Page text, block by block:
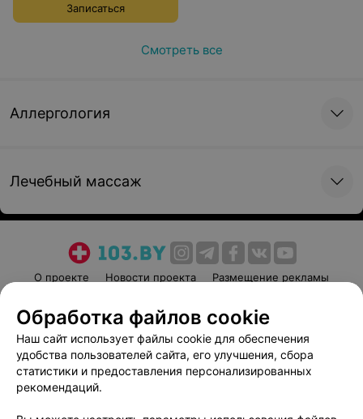
Записаться
Смотреть все
Аллергология
Лечебный массаж
О проекте Новости проекта
Размещение рекламы
Пользовательское соглашение
Способы оплаты
Вакансии
Партнеры
Написать руководителю 103.by
Обработка файлов cookie
Наш сайт использует файлы cookie для обеспечения
удобства пользователей сайта, его улучшения, сбора
статистики и предоставления персонализированных
рекомендаций.